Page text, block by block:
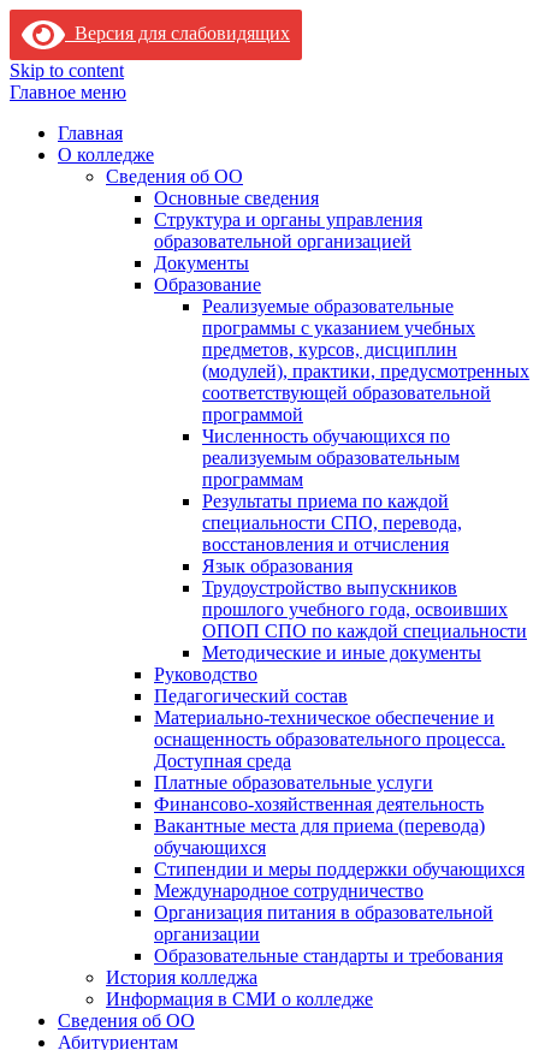
Версия для слабовидящих
Skip to content
Главное меню
Главная
О колледже
Сведения об ОО
Основные сведения
Структура и органы управления
образовательной организацией
Документы
Образование
Реализуемые образовательные
программы с указанием учебных
предметов, курсов, дисциплин
(модулей), практики, предусмотренных
соответствующей образовательной
программой
Численность обучающихся по
реализуемым образовательным
программам
Результаты приема по каждой
специальности СПО, перевода,
восстановления и отчисления
Язык образования
Трудоустройство выпускников
прошлого учебного года, освоивших
ОПОП СПО по каждой специальности
Методические и иные документы
Руководство
Педагогический состав
Материально-техническое обеспечение и
оснащенность образовательного процесса.
Доступная среда
Платные образовательные услуги
Финансово-хозяйственная деятельность
Вакантные места для приема (перевода)
обучающихся
Стипендии и меры поддержки обучающихся
Международное сотрудничество
Организация питания в образовательной
организации
Образовательные стандарты и требования
История колледжа
Информация в СМИ о колледже
Сведения об ОО
Абитуриентам